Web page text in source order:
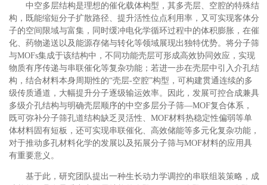
中空多层结构是理想的催化载体构型，其多壳层、空腔的特殊结
构，既能缩短分子扩散路径、提升活性位点利用率，又可实现客体分
子的空间限域与富集，同时缓冲电化学循环过程中的体积膨胀，在催
化、药物递送以及能源存储与转化等领域展现出独特优势。将分子筛
与MOFs集成于该结构中，不同功能壳层可形成高效协同效应，实现
物质有序传递与串联催化等复杂功能；若进一步在壳层中引入介孔结
构，结合材料本身周期性的“壳层-空腔”构型，可构建贯通连续的多
级传质通道，大幅提升分子逐级输运效率。因此，发展可控合成兼具
多级介孔结构与明确壳层顺序的中空多层分子筛—MOF复合体系，
既可弥补分子筛孔道结构缺乏灵活性、MOF材料热稳定性偏弱等单
体材料固有短板，还可实现串联催化、高效储能等多元化复杂功能，
对于推动多孔材料化学的发展以及拓展分子筛与MOF材料的应用具
有重要意义。
基于此，研究团队提出一种生长动力学调控的串联组装策略，成